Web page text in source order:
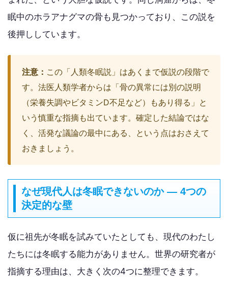
眠中のホラアナグマの骨も見つかっており、この説を
後押ししています。
注意： この「人類冬眠説」はあくまで仮説の段階で
す。法医人類学者からは「骨の異常には別の説明
（栄養失調やビタミンD不足など）もあり得る」と
いう慎重な指摘も出ています。確定した結論ではな
く、活発な議論の最中にある、という点はおさえて
おきましょう。
なぜ現代人は冬眠できないのか — 4つの
決定的な壁
仮に祖先が冬眠を試みていたとしても、現代のわたし
たちには冬眠する能力がありません。世界の研究者が
指摘する理由は、大きく次の4つに整理できます。